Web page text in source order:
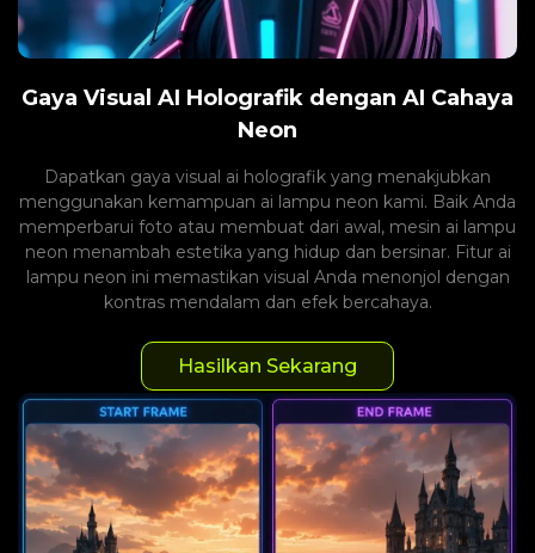
Gaya Visual AI Holografik dengan AI Cahaya
Neon
Dapatkan gaya visual ai holografik yang menakjubkan
menggunakan kemampuan ai lampu neon kami. Baik Anda
memperbarui foto atau membuat dari awal, mesin ai lampu
neon menambah estetika yang hidup dan bersinar. Fitur ai
lampu neon ini memastikan visual Anda menonjol dengan
kontras mendalam dan efek bercahaya.
Hasilkan Sekarang